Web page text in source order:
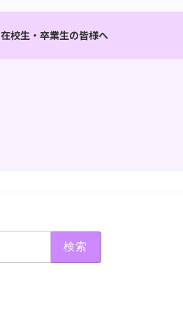
在校生・卒業生の皆様へ